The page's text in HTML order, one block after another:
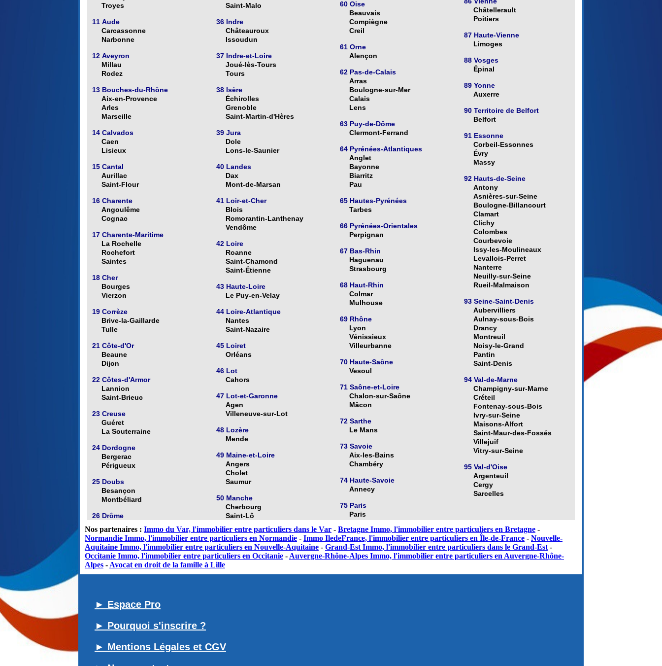
Troyes
11 Aude
Carcassonne
Narbonne
12 Aveyron
Millau
Rodez
13 Bouches-du-Rhône
Aix-en-Provence
Arles
Marseille
14 Calvados
Caen
Lisieux
15 Cantal
Aurillac
Saint-Flour
16 Charente
Angoulême
Cognac
17 Charente-Maritime
La Rochelle
Rochefort
Saintes
18 Cher
Bourges
Vierzon
19 Corrèze
Brive-la-Gaillarde
Tulle
21 Côte-d'Or
Beaune
Dijon
22 Côtes-d'Armor
Lannion
Saint-Brieuc
23 Creuse
Guéret
La Souterraine
24 Dordogne
Bergerac
Périgueux
25 Doubs
Besançon
Montbéliard
26 Drôme
Saint-Malo
36 Indre
Châteauroux
Issoudun
37 Indre-et-Loire
Joué-lès-Tours
Tours
38 Isère
Échirolles
Grenoble
Saint-Martin-d'Hères
39 Jura
Dole
Lons-le-Saunier
40 Landes
Dax
Mont-de-Marsan
41 Loir-et-Cher
Blois
Romorantin-Lanthenay
Vendôme
42 Loire
Roanne
Saint-Chamond
Saint-Étienne
43 Haute-Loire
Le Puy-en-Velay
44 Loire-Atlantique
Nantes
Saint-Nazaire
45 Loiret
Orléans
46 Lot
Cahors
47 Lot-et-Garonne
Agen
Villeneuve-sur-Lot
48 Lozère
Mende
49 Maine-et-Loire
Angers
Cholet
Saumur
50 Manche
Cherbourg
Saint-Lô
60 Oise
Beauvais
Compiègne
Creil
61 Orne
Alençon
62 Pas-de-Calais
Arras
Boulogne-sur-Mer
Calais
Lens
63 Puy-de-Dôme
Clermont-Ferrand
64 Pyrénées-Atlantiques
Anglet
Bayonne
Biarritz
Pau
65 Hautes-Pyrénées
Tarbes
66 Pyrénées-Orientales
Perpignan
67 Bas-Rhin
Haguenau
Strasbourg
68 Haut-Rhin
Colmar
Mulhouse
69 Rhône
Lyon
Vénissieux
Villeurbanne
70 Haute-Saône
Vesoul
71 Saône-et-Loire
Chalon-sur-Saône
Mâcon
72 Sarthe
Le Mans
73 Savoie
Aix-les-Bains
Chambéry
74 Haute-Savoie
Annecy
75 Paris
Paris
Châtellerault
Poitiers
87 Haute-Vienne
Limoges
88 Vosges
Épinal
89 Yonne
Auxerre
90 Territoire de Belfort
Belfort
91 Essonne
Corbeil-Essonnes
Évry
Massy
92 Hauts-de-Seine
Antony
Asnières-sur-Seine
Boulogne-Billancourt
Clamart
Clichy
Colombes
Courbevoie
Issy-les-Moulineaux
Levallois-Perret
Nanterre
Neuilly-sur-Seine
Rueil-Malmaison
93 Seine-Saint-Denis
Aubervilliers
Aulnay-sous-Bois
Drancy
Montreuil
Noisy-le-Grand
Pantin
Saint-Denis
94 Val-de-Marne
Champigny-sur-Marne
Créteil
Fontenay-sous-Bois
Ivry-sur-Seine
Maisons-Alfort
Saint-Maur-des-Fossés
Villejuif
Vitry-sur-Seine
95 Val-d'Oise
Argenteuil
Cergy
Sarcelles
Nos partenaires : Immo du Var, l'immobilier entre particuliers dans le Var - Bretagne Immo, l'immobilier entre particuliers en Bretagne -
Normandie Immo, l'immobilier entre particuliers en Normandie - Immo IledeFrance, l'immobilier entre particuliers en Île-de-France - Nouvelle-
Aquitaine Immo, l'immobilier entre particuliers en Nouvelle-Aquitaine - Grand-Est Immo, l'immobilier entre particuliers dans le Grand-Est -
Occitanie Immo, l'immobilier entre particuliers en Occitanie - Auvergne-Rhône-Alpes Immo, l'immobilier entre particuliers en Auvergne-Rhône-
Alpes - Avocat en droit de la famille à Lille
► Espace Pro
► Pourquoi s'inscrire ?
► Mentions Légales et CGV